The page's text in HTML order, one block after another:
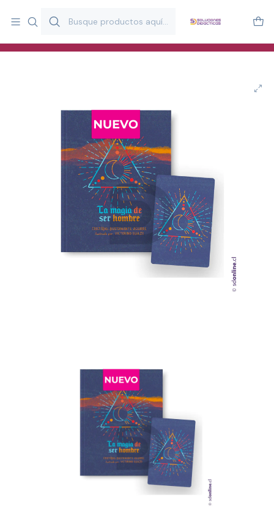
y estimulación infantil en Chile.
Especialistas en recursos educativos para aulas, terapeutas y